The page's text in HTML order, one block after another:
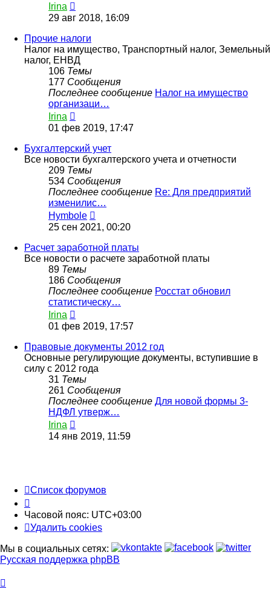
Irina
к
последнему
сообщению
29 авг 2018, 16:09
Прочие налоги
Налог на имущество, Транспортный налог, Земельный
налог, ЕНВД
106 Темы
177 Сообщения
Последнее сообщение Налог на имущество
организаци…
Irina
к
последнему
сообщению
01 фев 2019, 17:47
Бухгалтерский учет
Все новости бухгалтерского учета и отчетности
209 Темы
534 Сообщения
Последнее сообщение Re: Для предприятий
изменилис…
Hymbole
к
последнему
сообщению
25 сен 2021, 00:20
Расчет заработной платы
Все новости о расчете заработной платы
89 Темы
186 Сообщения
Последнее сообщение Росстат обновил
статистическу…
Irina
к
последнему
сообщению
01 фев 2019, 17:57
Правовые документы 2012 год
Основные регулирующие документы, вступившие в
силу с 2012 года
31 Темы
261 Сообщения
Последнее сообщение Для новой формы 3-
НДФЛ утверж…
Irina
к
последнему
14 янв 2019, 11:59
Список форумов
Часовой пояс: UTC+03:00
Удалить cookies
Мы в социальных сетях:
Русская поддержка phpBB